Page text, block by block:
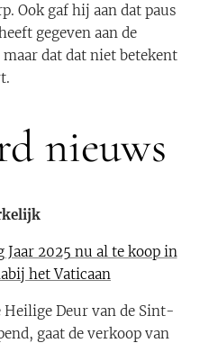
Ook gaf hij aan dat paus
gegeven aan de
dat dat niet betekent
nieuws
2025 nu al te koop in
het Vaticaan
Heilige Deur van de Sint-
gaat de verkoop van